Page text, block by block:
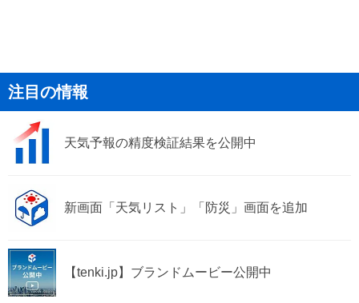
注目の情報
天気予報の精度検証結果を公開中
新画面「天気リスト」「防災」画面を追加
【tenki.jp】ブランドムービー公開中